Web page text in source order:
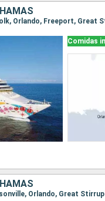
Orlando, Freeport, Great
Comidas
Orlando, Great